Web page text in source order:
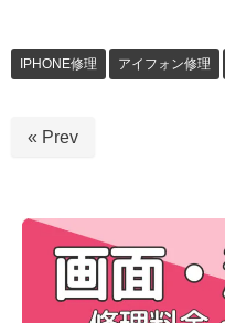
IPHONE修理 アイフォン修理
« Prev